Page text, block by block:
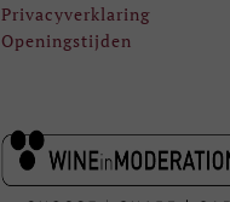
Privacyverklaring
Openingstijden